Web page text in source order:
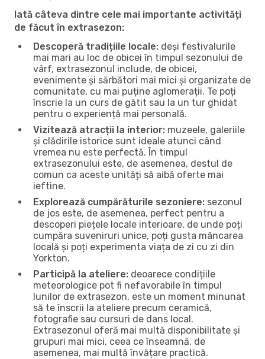
Iată câteva dintre cele mai importante activități
de făcut în extrasezon:
Descoperă tradițiile locale: deși festivalurile
mai mari au loc de obicei în timpul sezonului de
vârf, extrasezonul include, de obicei,
evenimente și sărbători mai mici și organizate de
comunitate, cu mai puține aglomerații. Te poți
înscrie la un curs de gătit sau la un tur ghidat
pentru o experiență mai personală.
Vizitează atracții la interior: muzeele, galeriile
și clădirile istorice sunt ideale atunci când
vremea nu este perfectă. În timpul
extrasezonului este, de asemenea, destul de
comun ca aceste unități să aibă oferte mai
ieftine.
Explorează cumpărăturile sezoniere: sezonul
de jos este, de asemenea, perfect pentru a
descoperi piețele locale interioare, de unde poți
cumpăra suveniruri unice, poți gusta mâncarea
locală și poți experimenta viața de zi cu zi din
Yorkton.
Participă la ateliere: deoarece condițiile
meteorologice pot fi nefavorabile în timpul
lunilor de extrasezon, este un moment minunat
să te înscrii la ateliere precum ceramică,
fotografie sau cursuri de dans local.
Extrasezonul oferă mai multă disponibilitate și
grupuri mai mici, ceea ce înseamnă, de
asemenea, mai multă învățare practică.